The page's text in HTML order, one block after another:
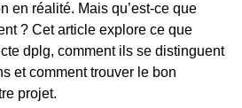
en réalité. Mais qu’est-ce que
? Cet article explore ce que
dplg, comment ils se distinguent
et comment trouver le bon
projet.